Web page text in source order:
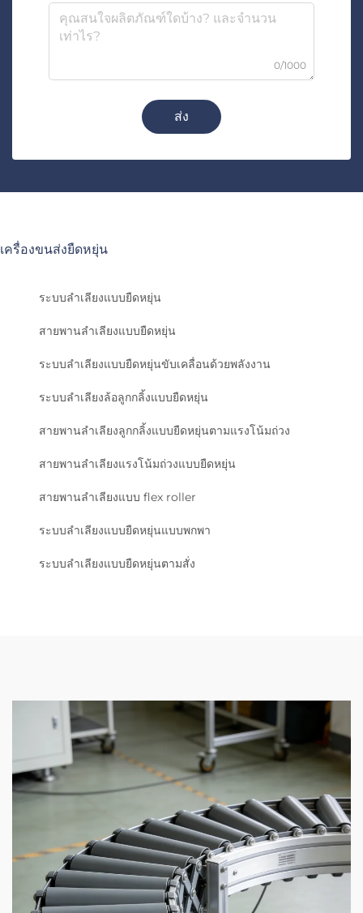
0/1000
ส่ง
เครื่องขนส่งยืดหยุ่น
ระบบลำเลียงแบบยืดหยุ่น
สายพานลำเลียงแบบยืดหยุ่น
ระบบลำเลียงแบบยืดหยุ่นขับเคลื่อนด้วยพลังงาน
ระบบลำเลียงล้อลูกกลิ้งแบบยืดหยุ่น
สายพานลำเลียงลูกกลิ้งแบบยืดหยุ่นตามแรงโน้มถ่วง
สายพานลำเลียงแรงโน้มถ่วงแบบยืดหยุ่น
สายพานลำเลียงแบบ flex roller
ระบบลำเลียงแบบยืดหยุ่นแบบพกพา
ระบบลำเลียงแบบยืดหยุ่นตามสั่ง